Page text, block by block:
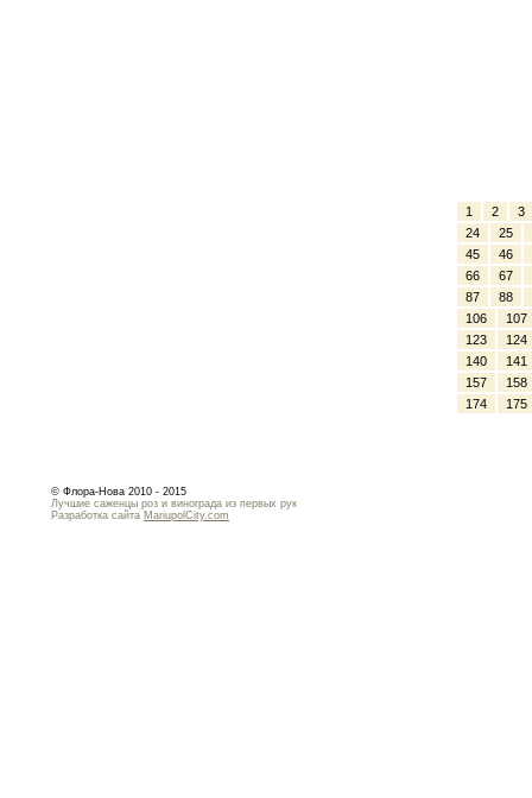
1 2
3
24
25
45
46
66
67
87
88
106
107
123
124
140
141
157
158
174
175
© Флора-Нова 2010 - 2015
Лучшие саженцы роз и винограда из первых рук
Разработка сайта MariupolCity.com